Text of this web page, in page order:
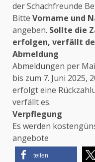
der Schachfreunde
Bitte Vorname und
angeben. Sollte die
erfolgen, verfällt
Abmeldung
Abmeldungen per
bis zum 7. Juni 2025,
erfolgt eine
verfällt es.
Verpflegung
Es werden
angebote
teilen